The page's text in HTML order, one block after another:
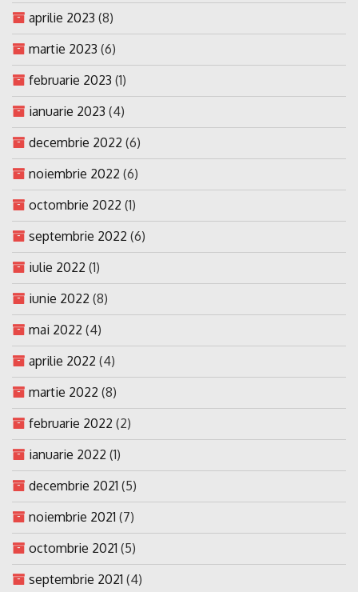
aprilie 2023 (8)
martie 2023 (6)
februarie 2023 (1)
ianuarie 2023 (4)
decembrie 2022 (6)
noiembrie 2022 (6)
octombrie 2022 (1)
septembrie 2022 (6)
iulie 2022 (1)
iunie 2022 (8)
mai 2022 (4)
aprilie 2022 (4)
martie 2022 (8)
februarie 2022 (2)
ianuarie 2022 (1)
decembrie 2021 (5)
noiembrie 2021 (7)
octombrie 2021 (5)
septembrie 2021 (4)